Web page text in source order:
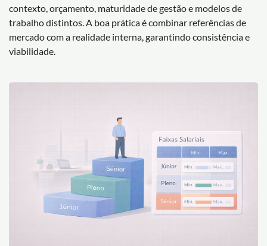
contexto, orçamento, maturidade de gestão e modelos de
trabalho distintos. A boa prática é combinar referências de
mercado com a realidade interna, garantindo consistência e
viabilidade.